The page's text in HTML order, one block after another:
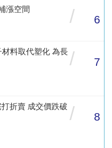
漲空間
/ 6
料取代塑化 為長 / 7
折賣 成交價跌破 / 8